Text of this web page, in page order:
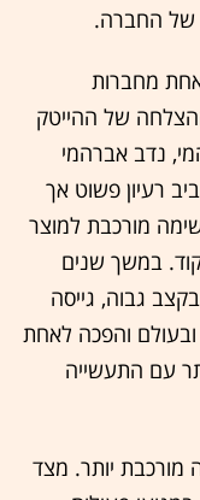
של החברה.
מחברות
של ההייטק
נדב אברהמי
רעיון פשוט אך
מורכבת למוצר
במשך שנים
גבוה, גייסה
והפכה לאחת
עם התעשייה
יותר. מצד